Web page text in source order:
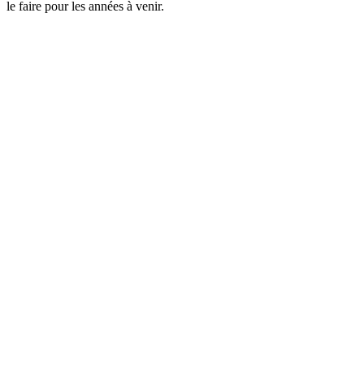
le faire pour les années à venir.